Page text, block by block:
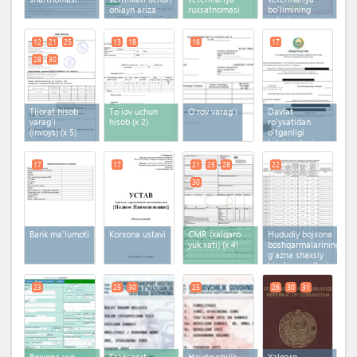
onlayn ariza
ruxsatnomasi
bo'limining
veterinariya
guvohnomasi
Tijorat hisob
varag'i
(invoys)(x 5)
12 21
25
28
30
To'lov uchun
hisob(x 2)
13 18
O‘rov varag‘i
16
Davlat
ro'yxatidan
o'tganligi
to'g'risidagi
guvohnoma
17
Bank ma'lumoti
17
Korxona ustavi
17
CMR (xalqaro
yuk xati)(x 4)
21 25
28
30
Hududiy bojxona
boshqarmalarining
g‘azna shaxsiy
hisob-varag‘lari
22
23 25 30 25 26 30 31